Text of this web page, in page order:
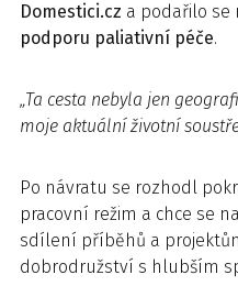
Domestici.cz a podařilo se
podporu paliativní péče.
„Ta cesta nebyla jen
moje aktuální životní
Po návratu se rozhodl
pracovní režim a chce se
sdílení příběhů a
dobrodružství s hlubším